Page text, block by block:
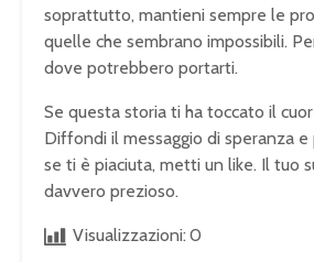
soprattutto, mantieni sempre le
quelle che sembrano impossibili.
dove potrebbero portarti.
Se questa storia ti ha toccato il
Diffondi il messaggio di speranza e
se ti è piaciuta, metti un like. Il tuo
davvero prezioso.
Visualizzazioni: 0